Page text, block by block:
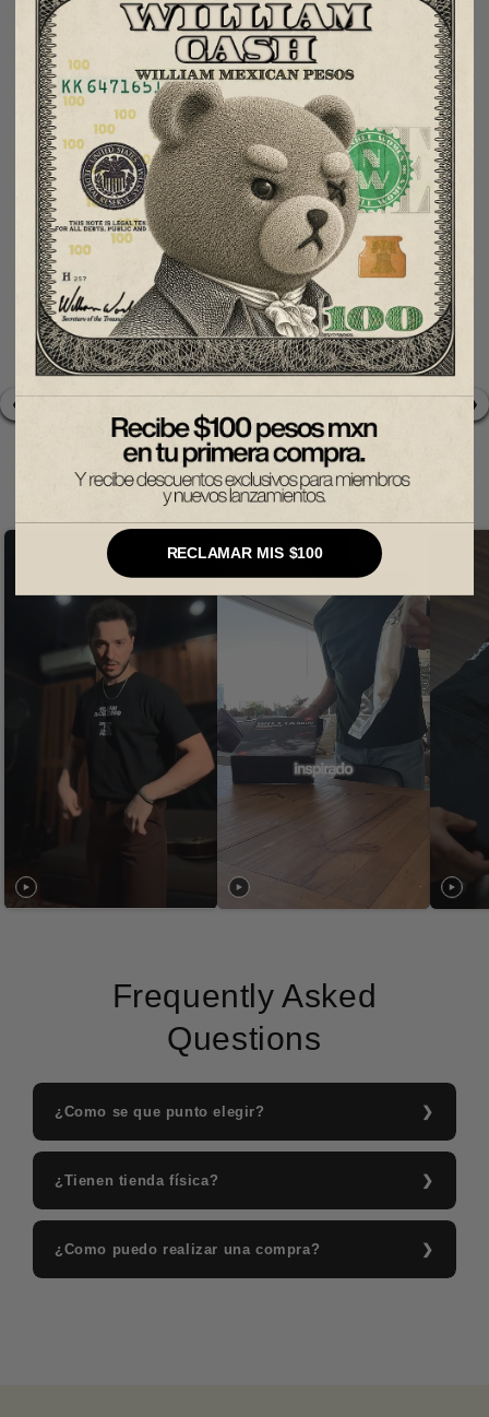
★★★★★
4.8 de 5
+25,000 CLIENTES AMAN WILLIAM
❮ ❯
Mariana
Excelente producto, me
originales y la calidad.
Bryan Eduardo
Envío rapidísimo, hoy me
calidad, 10/10 su
variedad y página web
Frequently Asked
Questions
¿Como se que punto elegir?
¿Tienen tienda física?
¿Como puedo realizar una compra?
RECLAMAR MIS $100